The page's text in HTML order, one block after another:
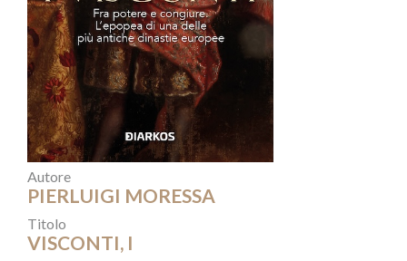
Autore
PIERLUIGI MORESSA
Titolo
VISCONTI, I